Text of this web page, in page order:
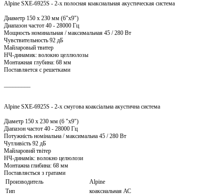
Alpine SXE-6925S - 2-х полосная коаксиальная акустическая система
Диаметр 150 х 230 мм (6"х9")
Диапазон частот 40 - 28000 Гц
Мощность номинальная / максимальная 45 / 280 Вт
Чувствительность 92 дБ
Майларовый твитер
НЧ-динамик: волокно целлюлозы
Монтажная глубина: 68 мм
Поставляется с решетками
Alpine SXE-6925S - 2-х смугова коаксіальна акустична система
Діаметр 150 х 230 мм (6 "х9")
Діапазон частот 40 - 28000 Гц
Потужність номінальна / максимальна 45 / 280 Вт
Чутливість 92 дБ
Майларовий твітер
НЧ-динамік: волокно целюлози
Монтажна глибина: 68 мм
Поставляється з гратами
Производитель
Alpine
Тип
коаксиальная АС